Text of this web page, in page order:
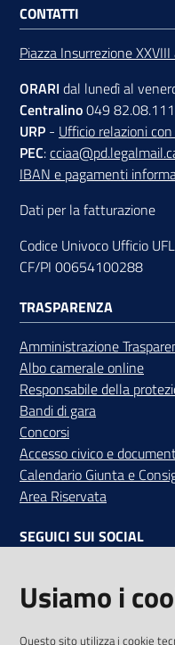
on line
online
Contatti
Newsle
tter
Sala
Seguici
CONTATTI
Piazza Insurrezione
ORARI dal lunedì al
Centralino049 82.08.111
URP - Ufficio relazioni
PEC:
IBAN e pagamenti
Dati per la fatturazione
Codice Univoco Ufficio
CF/PI 00654100288
TRASPARENZA
Amministrazione
Albo camerale online
Responsabile della
Bandi di gara
Concorsi
Accesso civico e
Calendario Giunta e
Area Riservata
SEGUICI SUI SOCIAL
Usiamo i
Questo sito utilizza i cookie